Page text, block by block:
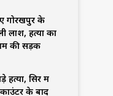
गोरखपुर के
लाश, हत्या का
की सड़क
हत्या, सिर में
के बाद